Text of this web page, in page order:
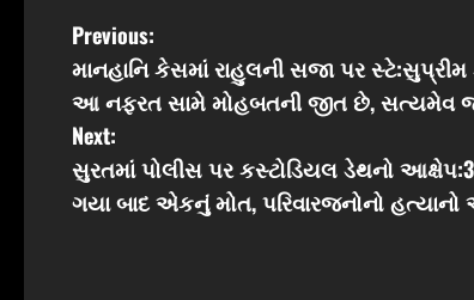
P
o
s
t
Previous:
માનહાનિ કેસમાં રાહુલની સજા પર
આ નફરત સામે મોહબતની જીત છે, સત્યમેવ
Next:
સુરતમાં પોલીસ પર કસ્ટોડિયલ ડેથનો
ગયા બાદ એકનું મોત, પરિવારજનોનો હત્યાનો